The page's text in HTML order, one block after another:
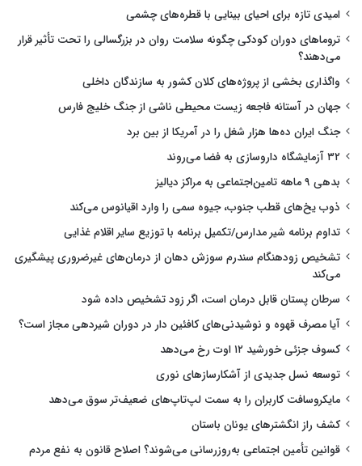
امیدی تازه برای احیای بینایی با قطره‌های چشمی
تروماهای دوران کودکی چگونه سلامت روان در بزرگسالی را تحت تأثیر قرار
می‌دهند؟
واگذاری بخشی از پروژه‌های کلان کشور به سازندگان داخلی
جهان در آستانه فاجعه زیست محیطی ناشی از جنگ خلیج فارس
جنگ ایران ده‌ها هزار شغل را در آمریکا از بین برد
۳۲ آزمایشگاه داروسازی به فضا می‌روند
بدهی ۹ ماهه تامین‌اجتماعی به مراکز دیالیز
ذوب یخ‌های قطب جنوب، جیوه سمی را وارد اقیانوس می‌کند
تداوم برنامه شیر مدارس/تکمیل برنامه با توزیع سایر اقلام غذایی
تشخیص زودهنگام سندرم سوزش دهان از درمان‌های غیرضروری پیشگیری
می‌کند
سرطان پستان قابل درمان است، اگر زود تشخیص داده شود
آیا مصرف قهوه و نوشیدنی‌های کافئین دار در دوران شیردهی مجاز است؟
کسوف جزئی خورشید ۱۲ اوت رخ می‌دهد
توسعه نسل جدیدی از آشکارسازهای نوری
مایکروسافت کاربران را به سمت لپ‌تاپ‌های ضعیف‌تر سوق می‌دهد
کشف راز انگشترهای یونان باستان
قوانین تأمین اجتماعی به‌روزرسانی می‌شوند؟ اصلاح قانون به نفع مردم